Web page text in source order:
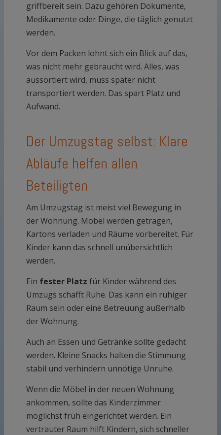
griffbereit sein. Dazu gehören Dokumente,
Medikamente oder Dinge, die täglich genutzt
werden.
Vor dem Packen lohnt sich ein Blick auf das,
was nicht mehr gebraucht wird. Alles, was
aussortiert wird, muss später nicht
transportiert werden. Das spart Platz und
Aufwand.
Der Umzugstag selbst: Klare
Abläufe helfen allen
Beteiligten
Am Umzugstag ist meist viel Bewegung in
der Wohnung. Möbel werden getragen,
Kartons verladen und Räume vorbereitet. Für
Kinder kann das schnell unübersichtlich
werden.
Ein fester Platz für Kinder während des
Umzugs schafft Ruhe. Das kann ein ruhiger
Raum sein oder eine Betreuung außerhalb
der Wohnung.
Auch an Essen und Getränke sollte gedacht
werden. Kleine Snacks halten die Stimmung
stabil und verhindern unnötige Unruhe.
Wenn die Möbel in der neuen Wohnung
ankommen, sollte das Kinderzimmer
möglichst früh eingerichtet werden. Ein
vertrauter Raum hilft Kindern, sich schneller